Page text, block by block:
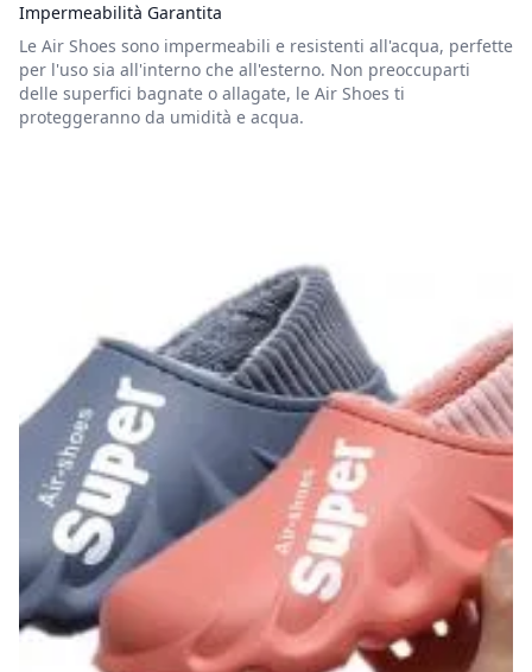
Impermeabilità Garantita
Le Air Shoes sono impermeabili e resistenti all'acqua, perfette
per l'uso sia all'interno che all'esterno. Non preoccuparti
delle superfici bagnate o allagate, le Air Shoes ti
proteggeranno da umidità e acqua.